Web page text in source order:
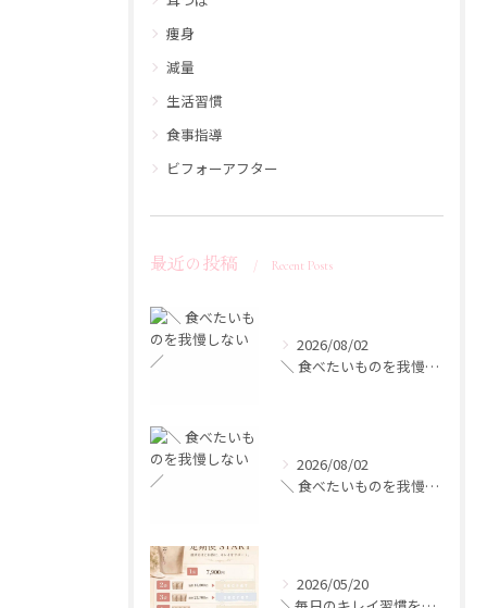
痩身
減量
生活習慣
食事指導
ビフォーアフター
最近の投稿 Recent Posts
2026/08/02
＼ 食べたいものを我慢しない ／
2026/08/02
＼ 食べたいものを我慢しない ／
2026/05/20